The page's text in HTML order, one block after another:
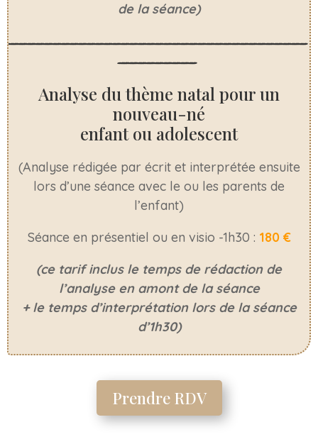
de la séance)
___________________________________
_________
Analyse du thème natal pour un
nouveau-né
enfant ou adolescent
(Analyse rédigée par écrit et interprétée ensuite
lors d’une séance avec le ou les parents de
l’enfant)
Séance en présentiel ou en visio -1h30 : 180 €
(ce tarif inclus le temps de rédaction de
l’analyse en amont de la séance
+ le temps d’interprétation lors de la séance
d’1h30)
Prendre RDV